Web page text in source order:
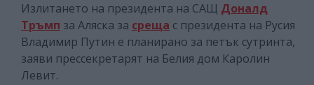
Излитането на президента на САЩ Доналд
Тръмп за Аляска за среща с президента на Русия
Владимир Путин е планирано за петък сутринта,
заяви прессекретарят на Белия дом Каролин
Левит.